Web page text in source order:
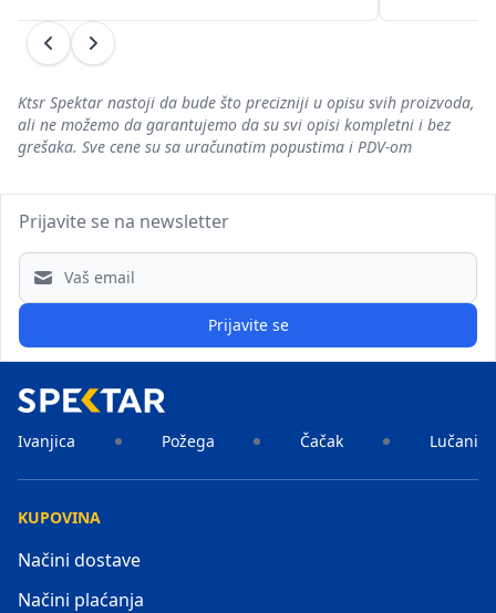
Prethodni
Sledeći
Ktsr Spektar nastoji da bude što precizniji u opisu svih proizvoda,
ali ne možemo da garantujemo da su svi opisi kompletni i bez
grešaka. Sve cene su sa uračunatim popustima i PDV-om
Prijavite se na newsletter
Email address
Prijavite se
Ivanjica Požega Čačak Lučani
KUPOVINA
Načini dostave
Načini plaćanja